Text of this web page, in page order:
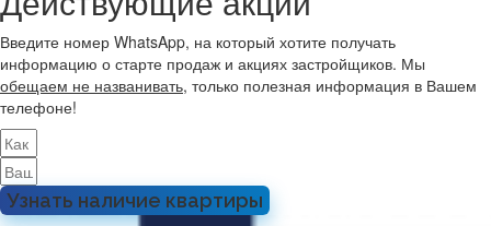
Введите номер WhatsApp, на который хотите получать
информацию о старте продаж и акциях застройщиков. Мы
обещаем не названивать, только полезная информация в Вашем
телефоне!
Узнать наличие квартиры